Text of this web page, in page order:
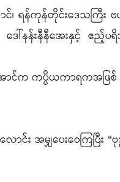
ရန်ကုန်တိုင်းဒေသကြီး ဗ
နန်းနီနီအေးနှင့် ဧည့်ပရိ
အောင်က ကပ္ပိယကာရကအဖ
အမျှပေးဝေကြပြီး “ဗု